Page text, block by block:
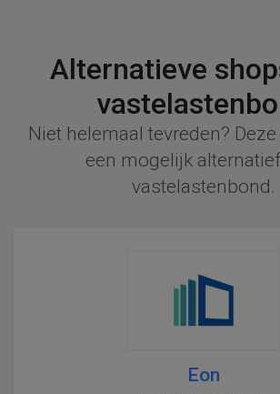
Alternatieve
Niet helemaal tevreden?
een mogelijk
vastelastenbond.
Eon